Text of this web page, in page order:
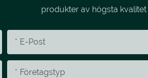
produkter av högsta kvalitet
E-Post
Företagstyp